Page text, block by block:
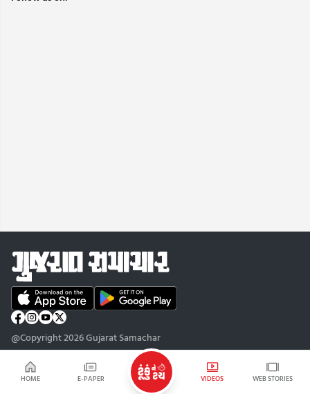
HOME E-PAPER VIDEOS WEB STORIES
@Copyright 2026 Gujarat Samachar